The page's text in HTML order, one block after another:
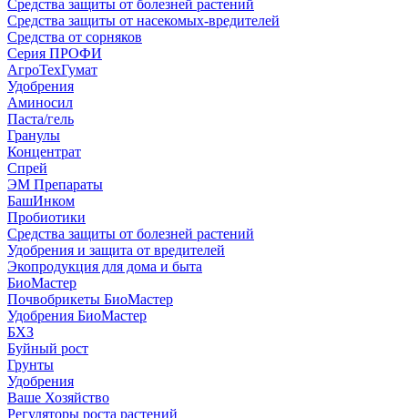
Средства защиты от болезней растений
Средства защиты от насекомых-вредителей
Средства от сорняков
Серия ПРОФИ
АгроТехГумат
Удобрения
Аминосил
Паста/гель
Гранулы
Концентрат
Спрей
ЭМ Препараты
БашИнком
Пробиотики
Средства защиты от болезней растений
Удобрения и защита от вредителей
Экопродукция для дома и быта
БиоМастер
Почвобрикеты БиоМастер
Удобрения БиоМастер
БХЗ
Буйный рост
Грунты
Удобрения
Ваше Хозяйство
Регуляторы роста растений